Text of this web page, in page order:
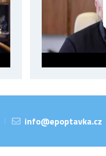
| info@epoptavka.cz